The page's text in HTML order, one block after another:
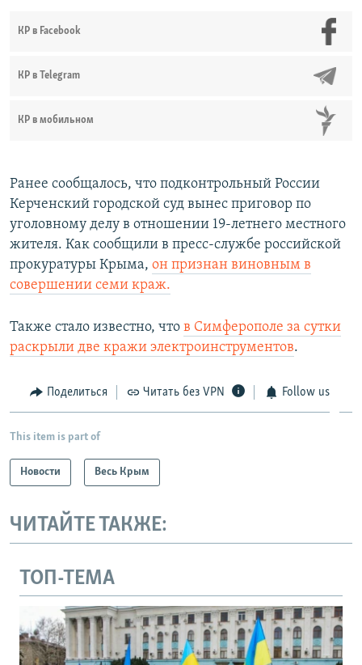
КР в Facebook
КР в Telegram
КР в мобильном
Ранее сообщалось, что подконтрольный России
Керченский городской суд вынес приговор по
уголовному делу в отношении 19-летнего местного
жителя. Как сообщили в пресс-службе российской
прокуратуры Крыма, он признан виновным в
совершении семи краж.
Также стало известно, что в Симферополе за сутки
раскрыли две кражи электроинструментов.
Поделиться Читать без VPN Follow us
This item is part of
Новости Весь Крым
ЧИТАЙТЕ ТАКЖЕ:
ТОП-ТЕМА